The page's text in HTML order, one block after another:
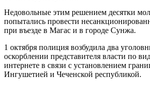
Недовольные этим решением десятки
попытались провести
при въезде в Магас и в городе Сунжа.
1 октября полиция возбудила два
оскорблении представителя власти по
интернете в связи с установлением
Ингушетией и Чеченской республикой.